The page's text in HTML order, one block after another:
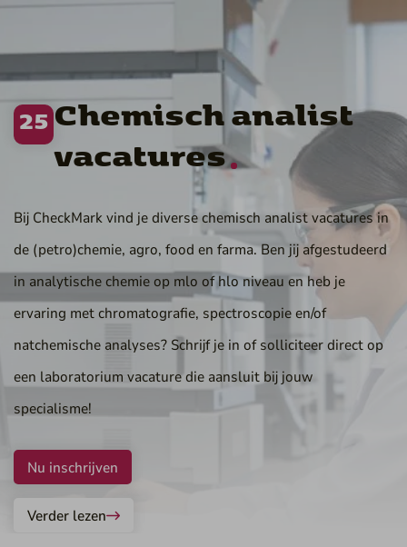
25 Chemisch analist
vacatures
Bij CheckMark vind je diverse chemisch analist vacatures in
de (petro)chemie, agro, food en farma. Ben jij afgestudeerd
in analytische chemie op mlo of hlo niveau en heb je
ervaring met chromatografie, spectroscopie en/of
natchemische analyses? Schrijf je in of solliciteer direct op
een laboratorium vacature die aansluit bij jouw
specialisme!
Nu inschrijven
Verder lezen